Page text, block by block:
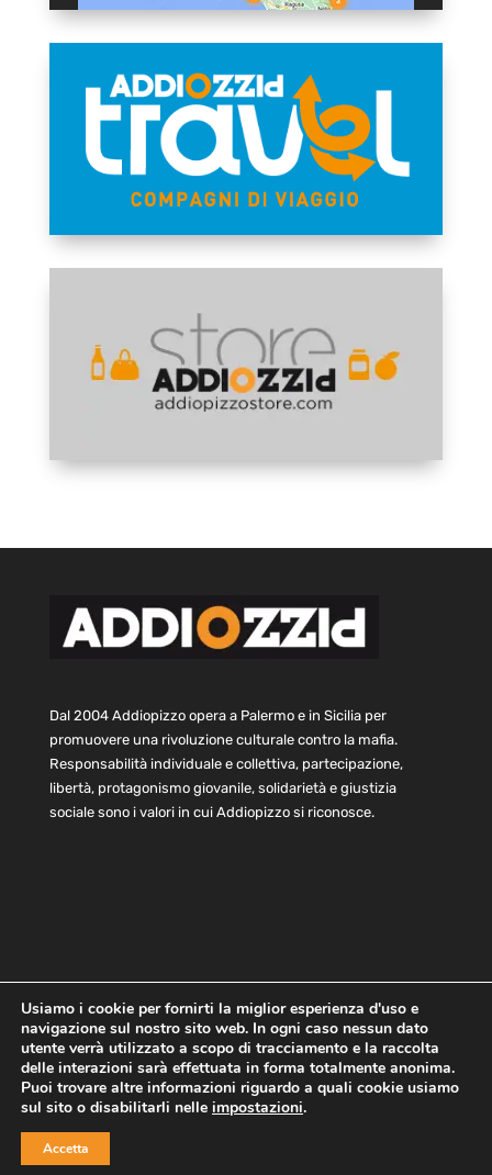
Dal 2004 Addiopizzo opera a Palermo e in Sicilia per
promuovere una rivoluzione culturale contro la mafia.
Responsabilità individuale e collettiva, partecipazione,
libertà, protagonismo giovanile, solidarietà e giustizia
sociale sono i valori in cui Addiopizzo si riconosce.
Home Statuto e bilancio
Contatti
Privacy
Cookie Child Protection Policy
Copyright © 2021 AddioPizzo | Tutti i diritti riservati | Sede
Usiamo i cookie per fornirti la miglior esperienza d'uso e
navigazione sul nostro sito web. In ogni caso nessun dato
utente verrà utilizzato a scopo di tracciamento e la raccolta
delle interazioni sarà effettuata in forma totalmente anonima.
Puoi trovare altre informazioni riguardo a quali cookie usiamo
sul sito o disabilitarli nelle impostazioni.
Accetta